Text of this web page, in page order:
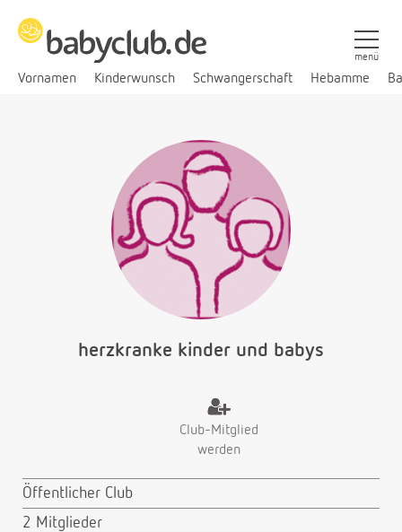
Vornamen Kinderwunsch Schwangerschaft Hebamme
menü
herzkranke kinder und babys
Club-Mitglied
werden
Öffentlicher Club
2 Mitglieder